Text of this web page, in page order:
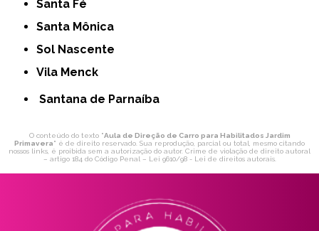
Santa Fé
Santa Mônica
Sol Nascente
Vila Menck
Santana de Parnaíba
O conteúdo do texto "Aula de Direção de Carro para Habilitados Jardim
Primavera" é de direito reservado. Sua reprodução, parcial ou total, mesmo citando
nossos links, é proibida sem a autorização do autor. Crime de violação de direito autoral
– artigo 184 do Código Penal – Lei 9610/98 - Lei de direitos autorais.